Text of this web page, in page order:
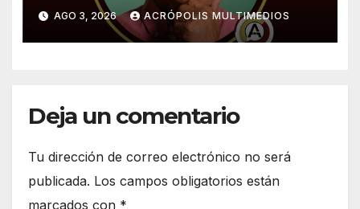
AGO 3, 2026 ACRÓPOLIS MULTIMEDIOS
Deja un comentario
Tu dirección de correo electrónico no será
publicada. Los campos obligatorios están
marcados con *